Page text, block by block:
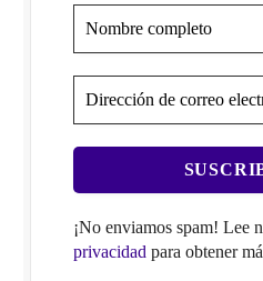
¡No enviamos spam! Lee
privacidad para obtener